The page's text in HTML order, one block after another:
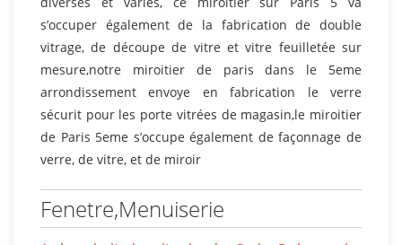
s’occuper également de la fabrication de double
vitrage, de découpe de vitre et vitre feuilletée sur
mesure,notre miroitier de paris dans le 5eme
arrondissement envoye en fabrication le verre
sécurit pour les porte vitrées de magasin,le miroitier
de Paris 5eme s’occupe également de façonnage de
verre, de vitre, et de miroir
Fenetre,Menuiserie